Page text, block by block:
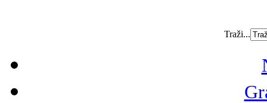
Traži...